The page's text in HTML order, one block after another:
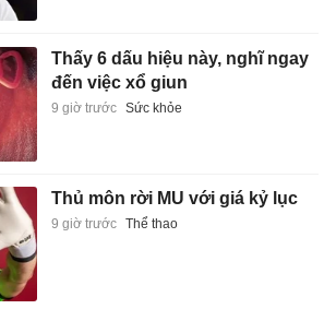
Thấy 6 dấu hiệu này, nghĩ ngay
đến việc xổ giun
9 giờ trước Sức khỏe
Thủ môn rời MU với giá kỷ lục
9 giờ trước Thể thao